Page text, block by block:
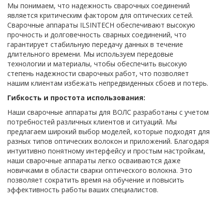
Мы понимаем, что надежность сварочных соединений
является критическим фактором для оптических сетей.
Сварочные аппараты ILSINTECH обеспечивают высокую
прочность и долговечность сварных соединений, что
гарантирует стабильную передачу данных в течение
длительного времени. Мы используем передовые
технологии и материалы, чтобы обеспечить высокую
степень надежности сварочных работ, что позволяет
нашим клиентам избежать непредвиденных сбоев и потерь.
Гибкость и простота использования:
Наши сварочные аппараты для ВОЛС разработаны с учетом
потребностей различных клиентов и ситуаций. Мы
предлагаем широкий выбор моделей, которые подходят для
разных типов оптических волокон и приложений. Благодаря
интуитивно понятному интерфейсу и простым настройкам,
наши сварочные аппараты легко осваиваются даже
новичками в области сварки оптического волокна. Это
позволяет сократить время на обучение и повысить
эффективность работы ваших специалистов.